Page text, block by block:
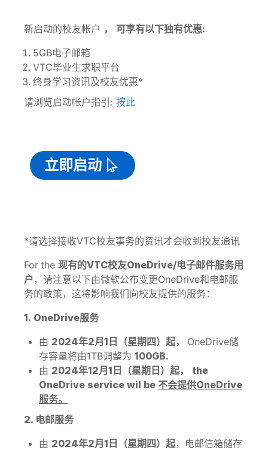
新启动的校友帐户 ，
可享有以下独有优惠:
5GB电子邮箱
VTC毕业生求职平台
终身学习资讯及校友优惠*
请浏览启动帐户指引: 按此
立即启动
*请选择接收VTC校友事务的资讯才会收到校友通讯
For the 现有的VTC校友OneDrive/电子邮件服务用
户 ，请注意以下由微软公布变更OneDrive和电邮服
务的政策，这将影响我们向校友提供的服务：
1. OneDrive服务
由 2024年2月1日（星期四）起， OneDrive储
存容量将由1TB调整为 100GB.
由 2024年12月1日（星期日）起，
the
OneDrive service wil be 不会提供OneDrive
服务。
2. 电邮服务
由 2024年2月1日（星期四）起，电邮信箱储存